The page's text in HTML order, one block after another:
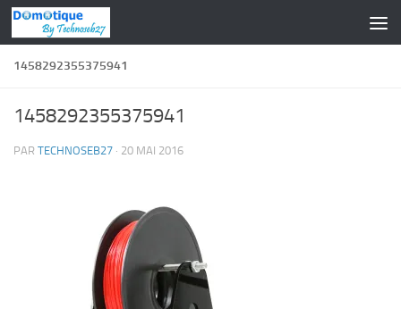
Skip to content
1458292355375941
1458292355375941
PAR TECHNOSEB27 · 20 MAI 2016